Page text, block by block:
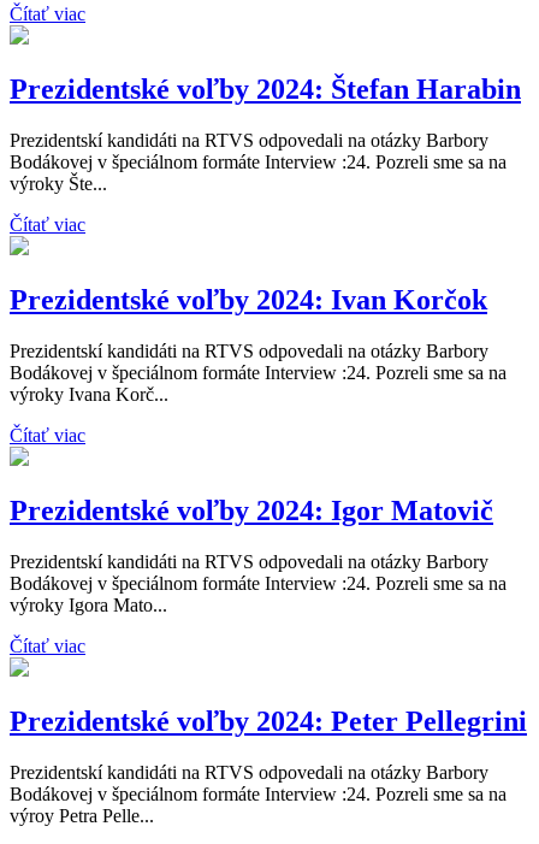
Čítať viac
Prezidentské voľby 2024: Štefan Harabin
Prezidentskí kandidáti na RTVS odpovedali na otázky Barbory
Bodákovej v špeciálnom formáte Interview :24. Pozreli sme sa na
výroky Šte...
Čítať viac
Prezidentské voľby 2024: Ivan Korčok
Prezidentskí kandidáti na RTVS odpovedali na otázky Barbory
Bodákovej v špeciálnom formáte Interview :24. Pozreli sme sa na
výroky Ivana Korč...
Čítať viac
Prezidentské voľby 2024: Igor Matovič
Prezidentskí kandidáti na RTVS odpovedali na otázky Barbory
Bodákovej v špeciálnom formáte Interview :24. Pozreli sme sa na
výroky Igora Mato...
Čítať viac
Prezidentské voľby 2024: Peter Pellegrini
Prezidentskí kandidáti na RTVS odpovedali na otázky Barbory
Bodákovej v špeciálnom formáte Interview :24. Pozreli sme sa na
výroy Petra Pelle...